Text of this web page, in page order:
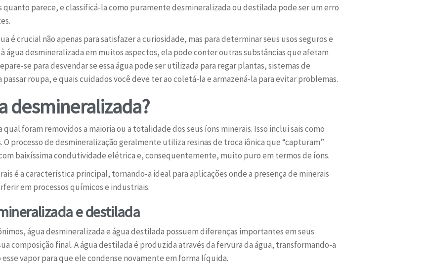
quanto parece, e classificá-la como puramente desmineralizada ou destilada pode ser um erro
é crucial não apenas para satisfazer a curiosidade, mas para determinar seus usos seguros e
à água desmineralizada em muitos aspectos, ela pode conter outras substâncias que afetam
se para desvendar se essa água pode ser utilizada para regar plantas, sistemas de
roupa, e quais cuidados você deve ter ao coletá-la e armazená-la para evitar problemas.
desmineralizada?
qual foram removidos a maioria ou a totalidade dos seus íons minerais. Isso inclui sais como
processo de desmineralização geralmente utiliza resinas de troca iônica que “capturam”
baixíssima condutividade elétrica e, consequentemente, muito puro em termos de íons.
é a característica principal, tornando-a ideal para aplicações onde a presença de minerais
em processos químicos e industriais.
e destilada
água desmineralizada e água destilada possuem diferenças importantes em seus
composição final. A água destilada é produzida através da fervura da água, transformando-a
vapor para que ele condense novamente em forma líquida.